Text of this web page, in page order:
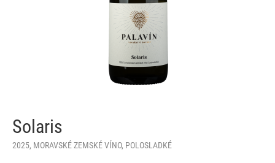
Solaris
2025, MORAVSKÉ ZEMSKÉ VÍNO, POLOSLADKÉ